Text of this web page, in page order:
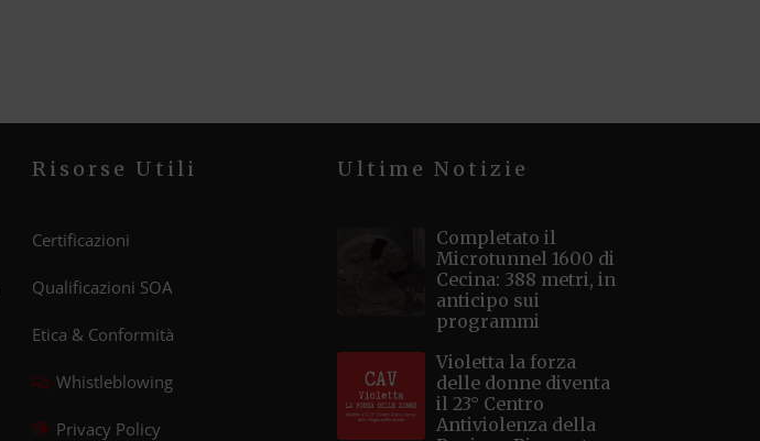
Risorse Utili
Certificazioni
Qualificazioni SOA
Etica & Conformità
Whistleblowing
Privacy Policy
Ultime Notizie
Completato il
Microtunnel 1600 di
Cecina: 388 metri, in
anticipo sui
programmi
Violetta la forza
delle donne diventa
il 23° Centro
Antiviolenza della